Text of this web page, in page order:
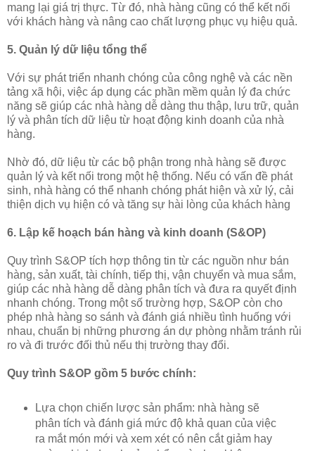
mang lại giá trị thực. Từ đó, nhà hàng cũng có thể kết nối
với khách hàng và nâng cao chất lượng phục vụ hiệu quả.
5. Quản lý dữ liệu tổng thể
Với sự phát triển nhanh chóng của công nghệ và các nền
tảng xã hội, việc áp dụng các phần mềm quản lý đa chức
năng sẽ giúp các nhà hàng dễ dàng thu thập, lưu trữ, quản
lý và phân tích dữ liệu từ hoạt động kinh doanh của nhà
hàng.
Nhờ đó, dữ liệu từ các bộ phận trong nhà hàng sẽ được
quản lý và kết nối trong một hệ thống. Nếu có vấn đề phát
sinh, nhà hàng có thể nhanh chóng phát hiện và xử lý, cải
thiện dịch vụ hiện có và tăng sự hài lòng của khách hàng
6. Lập kế hoạch bán hàng và kinh doanh (S&OP)
Quy trình S&OP tích hợp thông tin từ các nguồn như bán
hàng, sản xuất, tài chính, tiếp thị, vận chuyển và mua sắm,
giúp các nhà hàng dễ dàng phân tích và đưa ra quyết định
nhanh chóng. Trong một số trường hợp, S&OP còn cho
phép nhà hàng so sánh và đánh giá nhiều tình huống với
nhau, chuẩn bị những phương án dự phòng nhằm tránh rủi
ro và đi trước đối thủ nếu thị trường thay đổi.
Quy trình S&OP gồm 5 bước chính:
Lựa chọn chiến lược sản phẩm: nhà hàng sẽ
phân tích và đánh giá mức độ khả quan của việc
ra mắt món mới và xem xét có nên cắt giảm hay